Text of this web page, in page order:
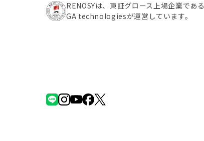
RENOSYは、東証グロース上場企業である
GA technologiesが運営しています。